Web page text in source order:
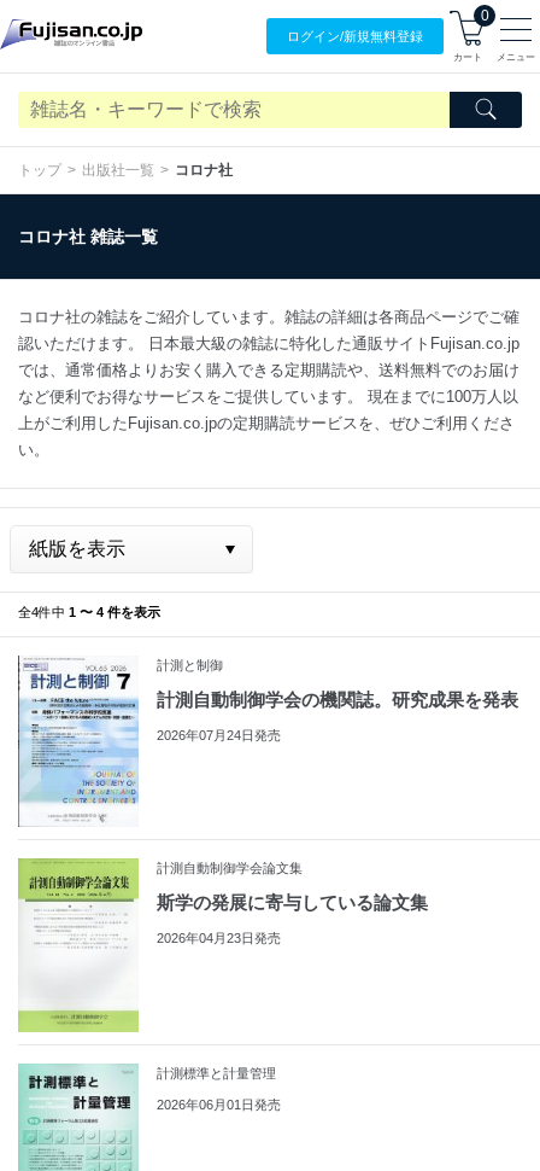
ログイン/新規無料登録
0
カート メニュー
トップ 出版社一覧 コロナ社
コロナ社 雑誌一覧
コロナ社の雑誌をご紹介しています。雑誌の詳細は各商品ページでご確
認いただけます。 日本最大級の雑誌に特化した通販サイトFujisan.co.jp
では、通常価格よりお安く購入できる定期購読や、送料無料でのお届け
など便利でお得なサービスをご提供しています。 現在までに100万人以
上がご利用したFujisan.co.jpの定期購読サービスを、ぜひご利用くださ
い。
全4件中 1 〜 4 件を表示
計測と制御
計測自動制御学会の機関誌。研究成果を発表
2026年07月24日発売
計測自動制御学会論文集
斯学の発展に寄与している論文集
2026年04月23日発売
計測標準と計量管理
2026年06月01日発売